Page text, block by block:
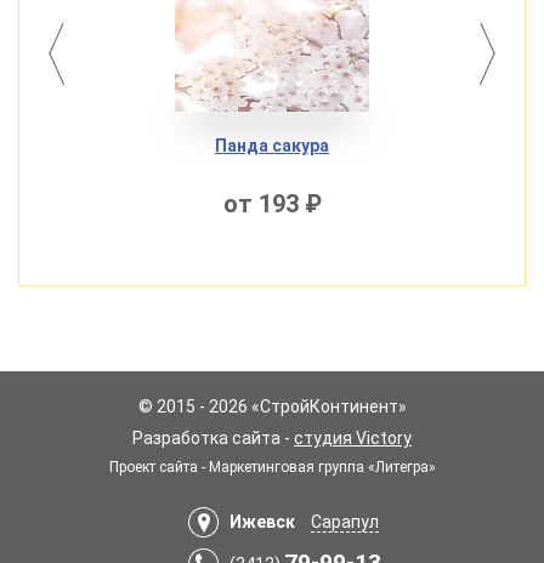
Панда сакура
от 193 ₽
© 2015 - 2026 «СтройКонтинент»
Разработка сайта - студия Victory
Проект сайта - Маркетинговая группа «Литегра»
Ижевск Сарапул